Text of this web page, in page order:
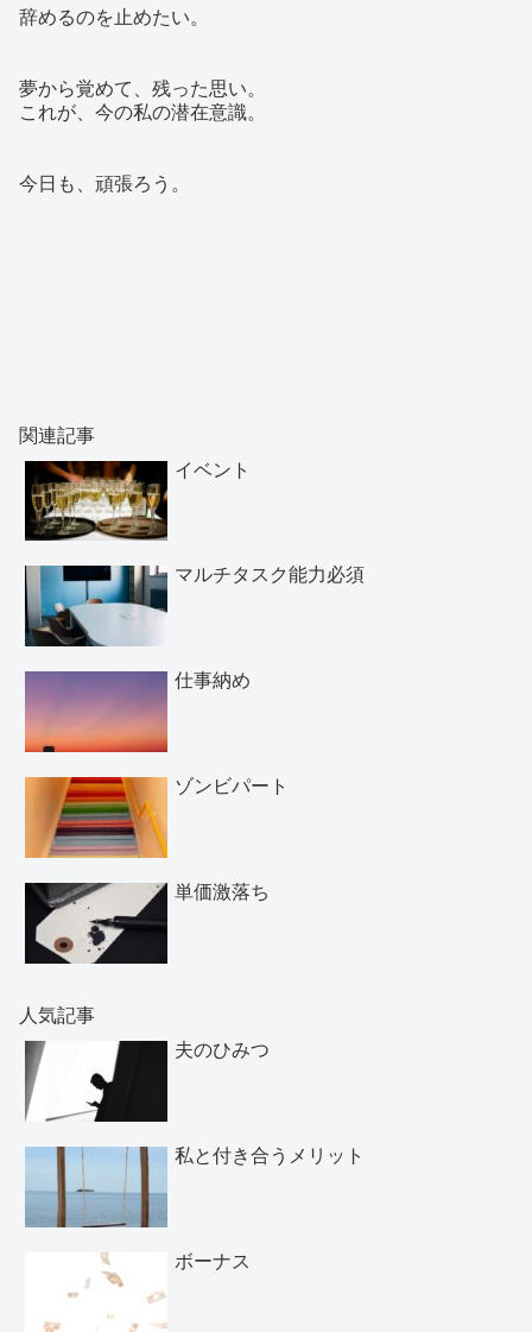
辞めるのを止めたい。
夢から覚めて、残った思い。
これが、今の私の潜在意識。
今日も、頑張ろう。
関連記事
イベント
マルチタスク能力必須
仕事納め
ゾンビパート
単価激落ち
人気記事
夫のひみつ
私と付き合うメリット
ボーナス